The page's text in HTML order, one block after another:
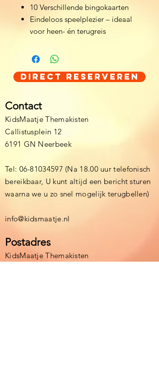
10 Verschillende bingokaarten
Eindeloos speelplezier – ideaal
voor heen- én terugreis
Direct Reserveren
Contact
KidsMaatje Themakisten
Callistusplein 12
6191 GN Neerbeek
Tel: 06-81034597 (Na 18.00 uur telefonisch
bereikbaar, U kunt altijd een bericht sturen
waarna we u zo snel mogelijk terugbellen)
info@kidsmaatje.nl
Postadres
KidsMaatje Themakisten